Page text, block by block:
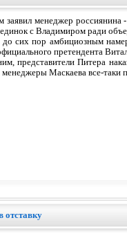
заявил менеджер россиянина
с Владимиром ради
до сих пор амбициозным
претендента
представители Питера
Маскаева все-таки
отставку